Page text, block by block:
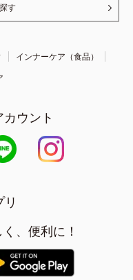
す
インナーケア（食品）
カウント
リ
、便利に！